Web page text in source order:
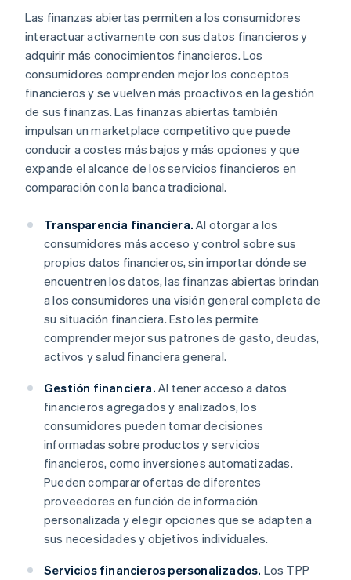
Las finanzas abiertas permiten a los consumidores
interactuar activamente con sus datos financieros y
adquirir más conocimientos financieros. Los
consumidores comprenden mejor los conceptos
financieros y se vuelven más proactivos en la gestión
de sus finanzas. Las finanzas abiertas también
impulsan un marketplace competitivo que puede
conducir a costes más bajos y más opciones y que
expande el alcance de los servicios financieros en
comparación con la banca tradicional.
Transparencia financiera. Al otorgar a los
consumidores más acceso y control sobre sus
propios datos financieros, sin importar dónde se
encuentren los datos, las finanzas abiertas brindan
a los consumidores una visión general completa de
su situación financiera. Esto les permite
comprender mejor sus patrones de gasto, deudas,
activos y salud financiera general.
Gestión financiera. Al tener acceso a datos
financieros agregados y analizados, los
consumidores pueden tomar decisiones
informadas sobre productos y servicios
financieros, como inversiones automatizadas.
Pueden comparar ofertas de diferentes
proveedores en función de información
personalizada y elegir opciones que se adapten a
sus necesidades y objetivos individuales.
Servicios financieros personalizados. Los TPP